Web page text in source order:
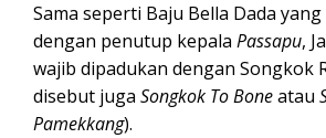
Sama seperti Baju Bella Dada
dengan penutup kepala Passapu,
wajib dipadukan dengan Songkok
disebut juga Songkok To Boneatau
Pamekkang).